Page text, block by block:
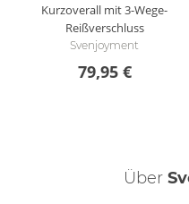
Nicht ganz
Threepeatam 20.07.2019
Druck oder Zug im
Kurzoverall mit 3-Wege-
Reißverschluss
Svenjoyment
79,95 €
Über